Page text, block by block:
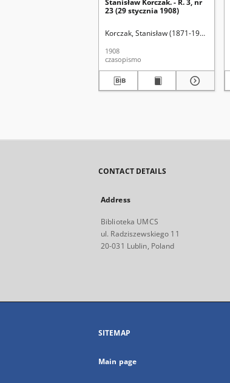
Stanisław Korczak. - R. 3, nr
23 (29 stycznia 1908)
Korczak, Stanisław (1871-1945). Red.
1908
czasopismo
CONTACT DETAILS
Address
Biblioteka UMCS
ul. Radziszewskiego 11
20-031 Lublin, Poland
SITEMAP
Main page